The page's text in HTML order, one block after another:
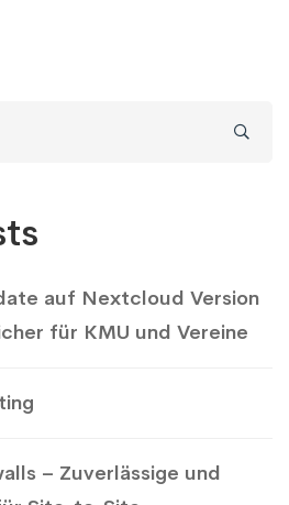
auf Nextcloud Version
für KMU und Vereine
– Zuverlässige und